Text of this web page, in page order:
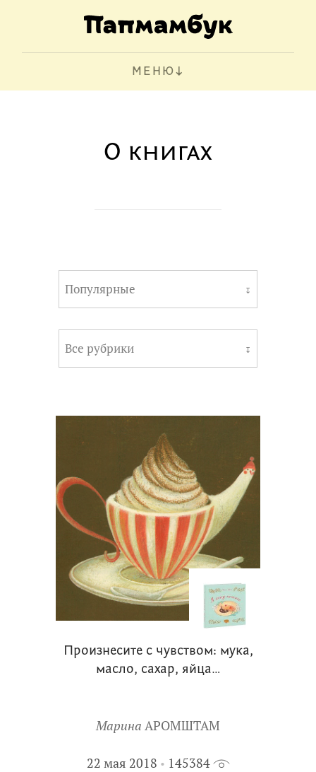
МЕНЮ
О книгах
Популярные ↧
Все рубрики ↧
Произнесите с чувством: мука,
масло, сахар, яйца…
Марина АРОМШТАМ
22 мая 2018 145384